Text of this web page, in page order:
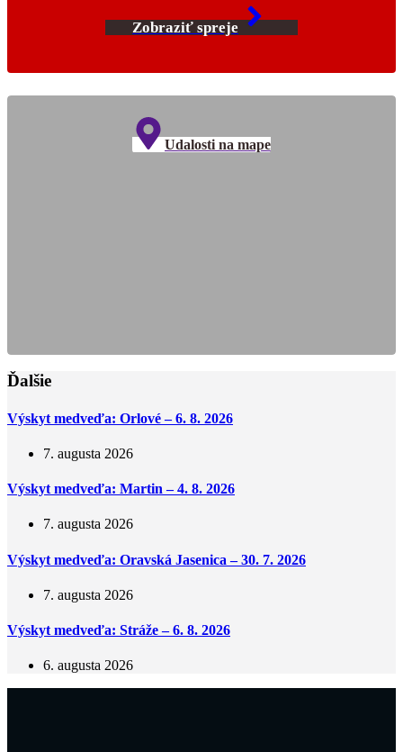
Zobraziť spreje
Udalosti na mape
Ďalšie
Výskyt medveďa: Orlové – 6. 8. 2026
7. augusta 2026
Výskyt medveďa: Martin – 4. 8. 2026
7. augusta 2026
Výskyt medveďa: Oravská Jasenica – 30. 7. 2026
7. augusta 2026
Výskyt medveďa: Stráže – 6. 8. 2026
6. augusta 2026